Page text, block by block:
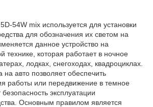
54W mix используется для установки
для обозначения их светом на
данное устройство на
технике, которая работает в ночное
лодках, снегоходах, квадроциклах.
авто позволяет обеспечить
работы или передвижение в темное
эксплуатации
Основным правилом является